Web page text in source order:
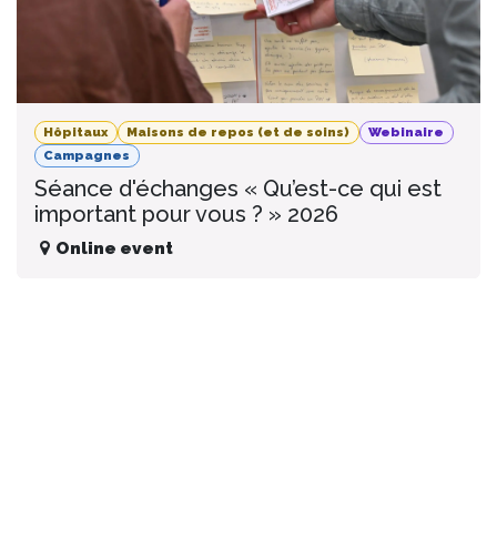
Hôpitaux Maisons de repos (et de soins)
Webinaire
Campagnes
Séance d'échanges « Qu’est-ce qui est
important pour vous ? » 2026
Online event